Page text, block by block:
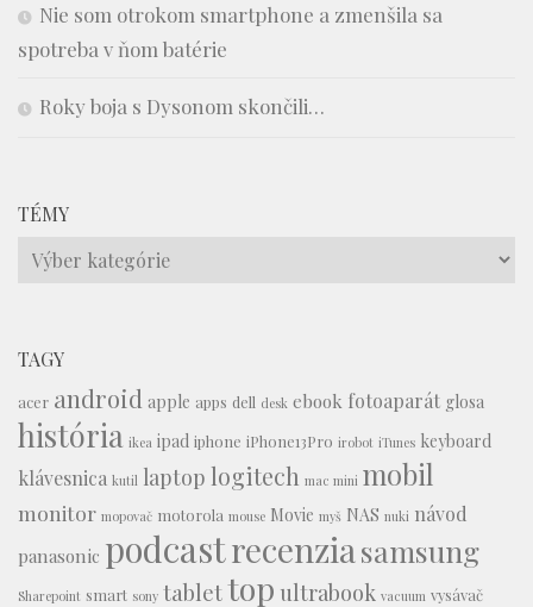
Nie som otrokom smartphone a zmenšila sa
spotreba v ňom batérie
Roky boja s Dysonom skončili…
TÉMY
Témy
TAGY
acer android apple apps dell desk ebook fotoaparát glosa
história ikea ipad iphone iPhone13Pro irobot iTunes keyboard
klávesnica kutil laptop logitech mac mini mobil
monitor mopovač motorola mouse Movie myš NAS nuki návod
panasonic podcastrecenziasamsung
Sharepoint smart sony tablettop ultrabook vacuum vysávač